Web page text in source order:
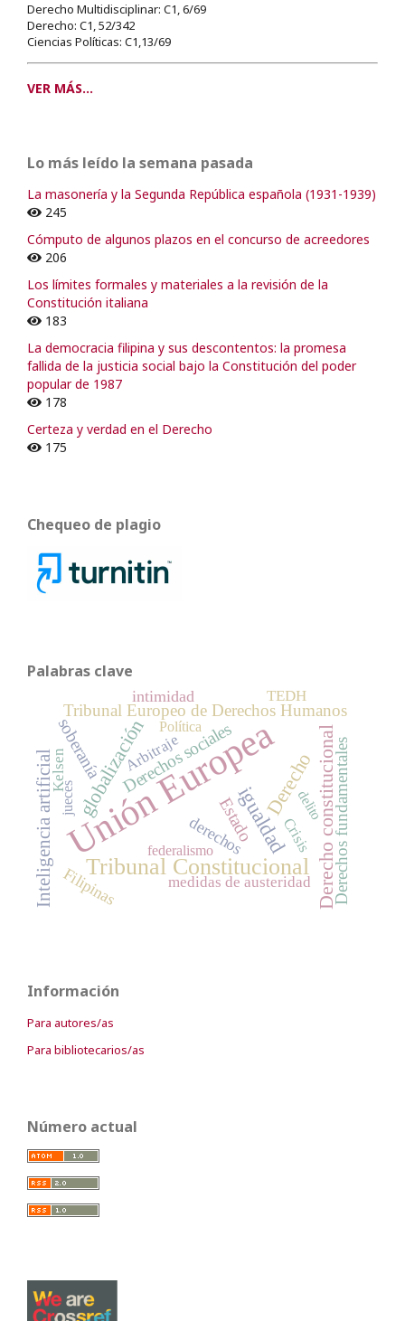
Derecho Multidisciplinar: C1, 6/69
Derecho: C1, 52/342
Ciencias Políticas: C1,13/69
VER MÁS...
Lo más leído la semana pasada
La masonería y la Segunda República española (1931-1939)
245
Cómputo de algunos plazos en el concurso de acreedores
206
Los límites formales y materiales a la revisión de la
Constitución italiana
183
La democracia filipina y sus descontentos: la promesa
fallida de la justicia social bajo la Constitución del poder
popular de 1987
178
Certeza y verdad en el Derecho
175
Chequeo de plagio
Palabras clave
Unión Europea
Tribunal Constitucional
igualdad
globalización Derecho constitucional
Derecho
Inteligencia artificial Derechos sociales
Estado
Tribunal Europeo de Derechos Humanos
soberanía Derechos fundamentales
intimidad
Filipinas
derechos Crisis
medidas de austeridad
TEDH
Arbitraje
Kelsen
federalismo
Política
jueces delito
Información
Para autores/as
Para bibliotecarios/as
Número actual